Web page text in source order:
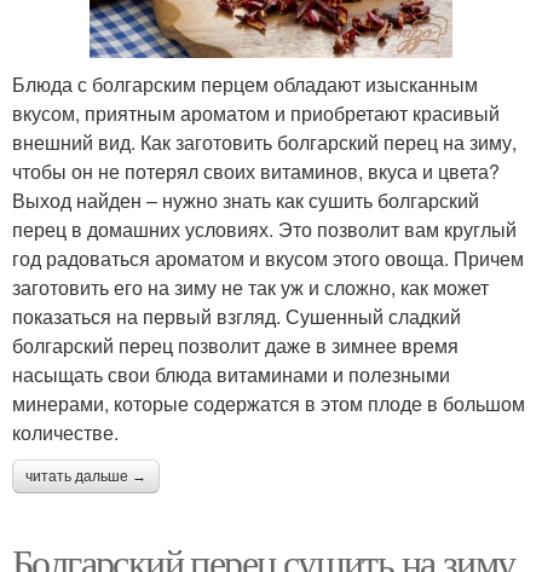
Блюда с болгарским перцем обладают изысканным
вкусом, приятным ароматом и приобретают красивый
внешний вид. Как заготовить болгарский перец на зиму,
чтобы он не потерял своих витаминов, вкуса и цвета?
Выход найден – нужно знать как сушить болгарский
перец в домашних условиях. Это позволит вам круглый
год радоваться ароматом и вкусом этого овоща. Причем
заготовить его на зиму не так уж и сложно, как может
показаться на первый взгляд. Сушенный сладкий
болгарский перец позволит даже в зимнее время
насыщать свои блюда витаминами и полезными
минерами, которые содержатся в этом плоде в большом
количестве.
читать дальше →